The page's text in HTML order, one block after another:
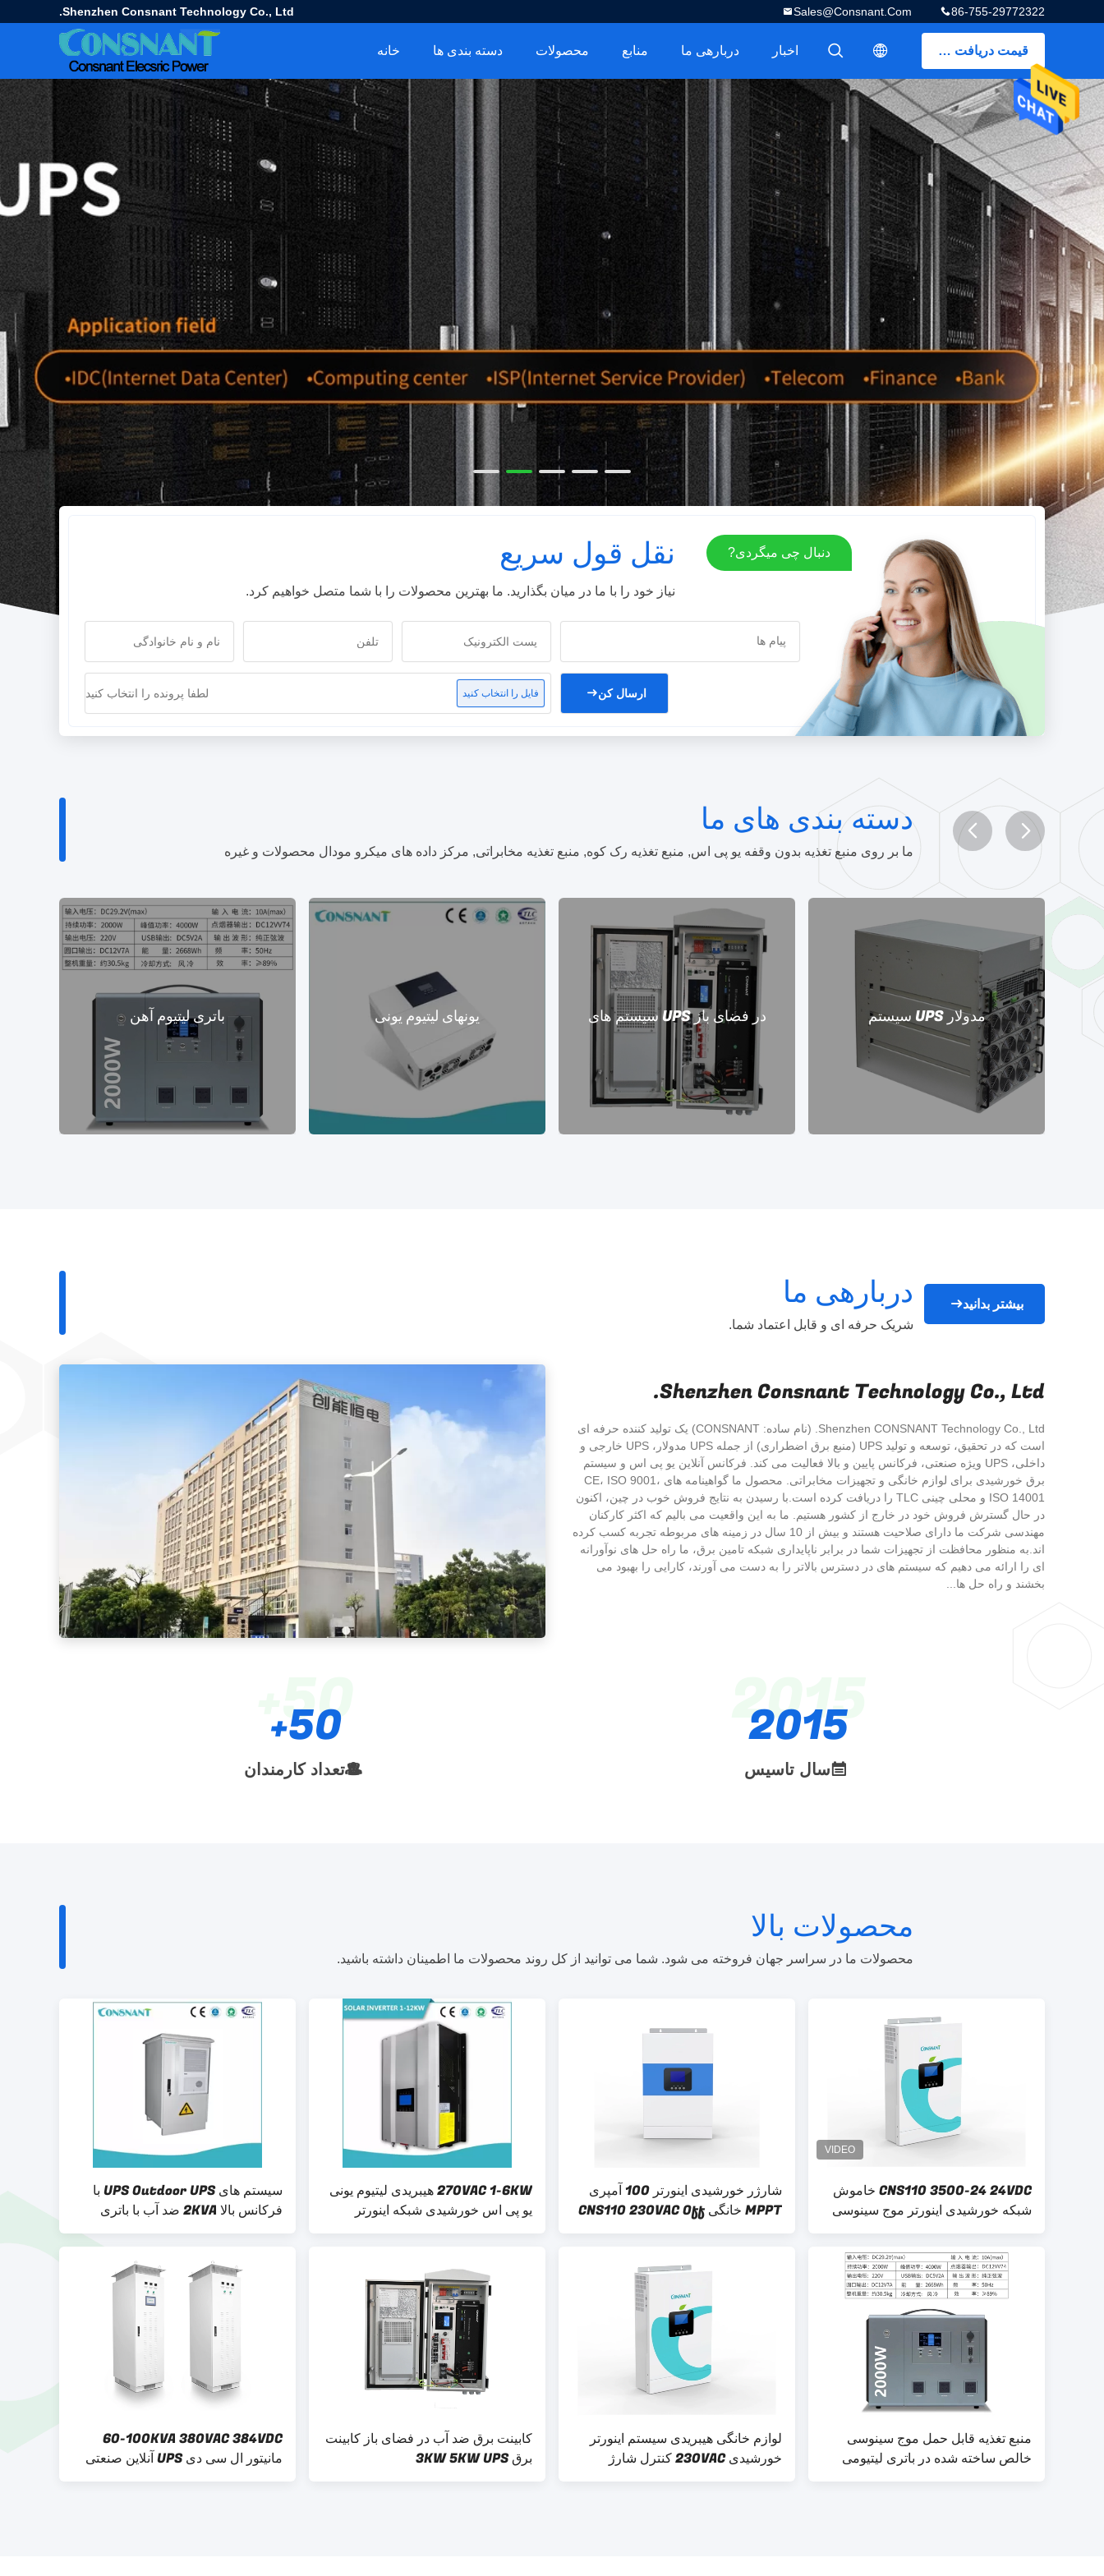
Shenzhen Consnant Technology Co., Ltd. 86-755-29772322
Sales@consnant.com
قیمت دریافت کنید
描述
描述
خانه دسته بندی ها محصولات منابع دربارهی ما اخبار
اینورتر خورشیدی هیبریدی
زمینه کاربرد: لوازم خانگی
دنبال چی میگردی? نقل قول سریع
نیاز خود را با ما در میان بگذارید. ما بهترین محصولات را با شما متصل خواهیم کرد.
فایل را انتخاب کنید لطفا پرونده را انتخاب کنید ارسال کن
دسته بندی های ما
ما بر روی منبع تغذیه بدون وقفه یو پی اس, منبع تغذیه رک کوه, منبع تغذیه مخابراتی, مرکز داده های میکرو مودال محصولات و غیره
باتری لیتیوم آهن یونهای لیتیوم یونی سیستم های UPS در فضای باز سیستم UPS مدولار
دربارهی ما
شریک حرفه ای و قابل اعتماد شما.
بیشتر بدانید
Shenzhen Consnant Technology Co., Ltd.
Shenzhen CONSNANT Technology Co., Ltd. (نام ساده: CONSNANT) یک تولید کننده حرفه ای
است که در تحقیق، توسعه و تولید UPS (منبع برق اضطراری) از جمله UPS مدولار، UPS خارجی و
داخلی، UPS ویژه صنعتی، فرکانس پایین و بالا فعالیت می کند. فرکانس آنلاین یو پی اس و سیستم
برق خورشیدی برای لوازم خانگی و تجهیزات مخابراتی. محصول ما گواهینامه های CE، ISO 9001،
ISO 14001 و محلی چینی TLC را دریافت کرده است.با رسیدن به نتایج فروش خوب در چین، اکنون
در حال گسترش فروش خود در خارج از کشور هستیم. ما به این واقعیت می بالیم که اکثر کارکنان
مهندسی شرکت ما دارای صلاحیت هستند و بیش از 10 سال در زمینه های مربوطه تجربه کسب کرده
اند.به منظور محافظت از تجهیزات شما در برابر ناپایداری شبکه تامین برق، ما راه حل های نوآورانه
ای را ارائه می دهیم که سیستم های در دسترس بالاتر را به دست می آورند، کارایی را بهبود می
بخشند و راه حل ها...
2015
2015
سال تاسیس
50
50
تعداد کارمندان
محصولات بالا
محصولات ما در سراسر جهان فروخته می شود. شما می توانید از کل روند محصولات ما اطمینان داشته باشید.
سیستم های UPS Outdoor UPS با
فرکانس بالا 2KVA ضد آب با باتری
270VAC 1-6KW هیبریدی لیتیوم یونی
یو پی اس خورشیدی شبکه اینورتر
شارژر خورشیدی اینورتر 100 آمپری
MPPT خانگی CNS110 230VAC Off
CNS110 3500-24 24VDC خاموش
شبکه خورشیدی اینورتر موج سینوسی
60-100KVA 380VAC 384VDC
مانیتور ال سی دی UPS آنلاین صنعتی
کابینت برق ضد آب در فضای باز کابینت
برق 3KW 5KW UPS
لوازم خانگی هیبریدی سیستم اینورتر
خورشیدی 230VAC کنترل شارژ
منبع تغذیه قابل حمل موج سینوسی
خالص ساخته شده در باتری لیتیومی